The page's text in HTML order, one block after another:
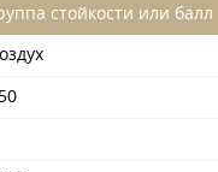
стойкости или балл